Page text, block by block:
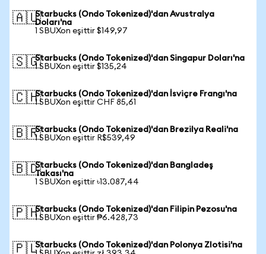
🇦🇺Starbucks (Ondo Tokenized)'dan Avustralya
Doları'na
1 SBUXon eşittir $149,97
🇸🇬Starbucks (Ondo Tokenized)'dan Singapur Doları'na
1 SBUXon eşittir $135,24
🇨🇭Starbucks (Ondo Tokenized)'dan İsviçre Frangı'na
1 SBUXon eşittir CHF 85,61
🇧🇷Starbucks (Ondo Tokenized)'dan Brezilya Reali'na
1 SBUXon eşittir R$539,49
🇧🇩Starbucks (Ondo Tokenized)'dan Bangladeş
Takası'na
1 SBUXon eşittir ৳13.087,44
🇵🇭Starbucks (Ondo Tokenized)'dan Filipin Pezosu'na
1 SBUXon eşittir ₱6.428,73
🇵🇱Starbucks (Ondo Tokenized)'dan Polonya Zlotisi'na